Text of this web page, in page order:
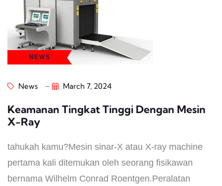
NEWS
News March 7, 2024
Keamanan Tingkat Tinggi Dengan Mesin
X-Ray
tahukah kamu?Mesin sinar-X atau X-ray machine
pertama kali ditemukan oleh seorang fisikawan
bernama Wilhelm Conrad Roentgen.Peralatan